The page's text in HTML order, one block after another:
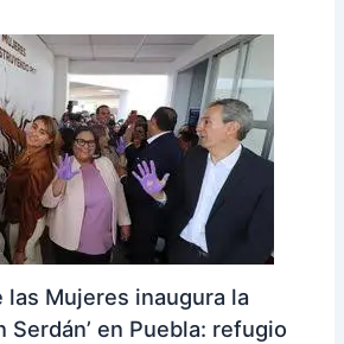
las Mujeres inaugura la
Serdán’ en Puebla: refugio